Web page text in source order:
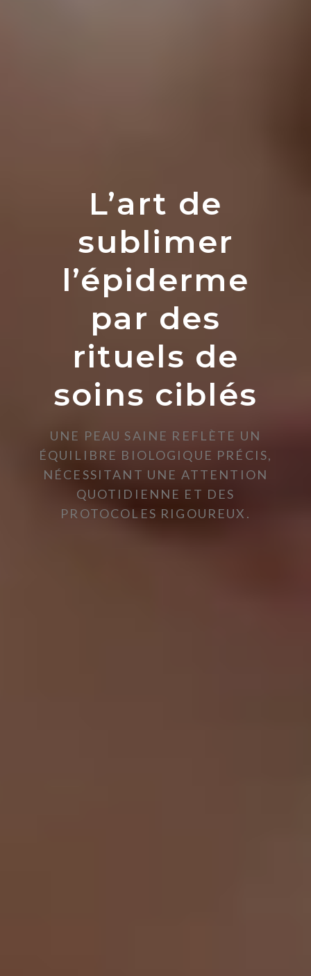
L’art de
sublimer
l’épiderme
par des
rituels de
soins ciblés
UNE PEAU SAINE REFLÈTE UN
ÉQUILIBRE BIOLOGIQUE PRÉCIS,
NÉCESSITANT UNE ATTENTION
QUOTIDIENNE ET DES
PROTOCOLES RIGOUREUX.